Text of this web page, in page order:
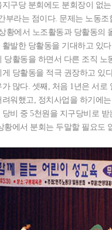
구당 분회에도 분회장이 없
부라는 점이다. 문제는 노동
황에서 노조활동과 당활동의
활발한 당활동을 기대하고 있
당활동을 하면서 다른 조직
게 당활동을 적극 권장하고 있
많다. 셋째, 처음 1년은 서
려워했고, 정치사업을 하기에
당비 중 5천원을 지구당비로
황에서 분회는 두말할 필요도